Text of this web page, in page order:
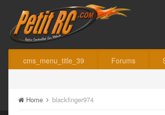
cms_menu_title_39 Forums
Home blackfinger974